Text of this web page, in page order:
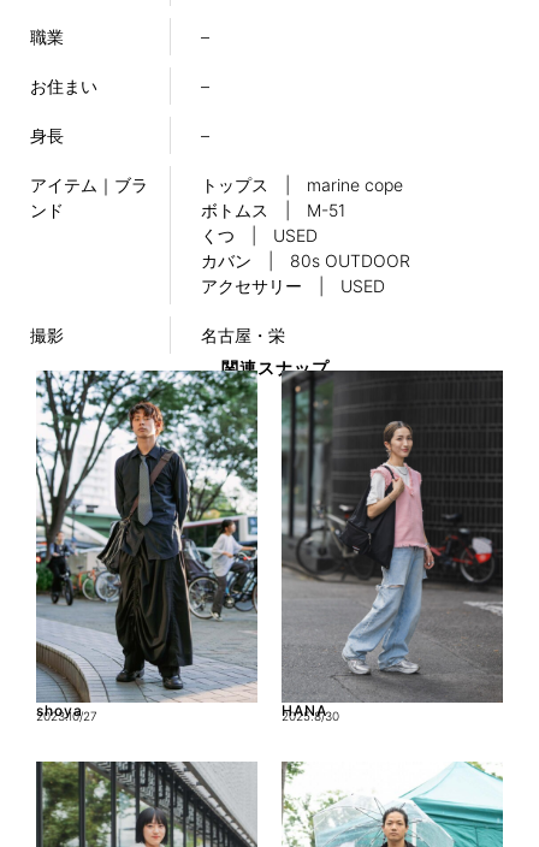
職業 –
お住まい –
身長 –
アイテム｜ブラ
ンド
トップス | marine cope
ボトムス | M-51
くつ | USED
カバン | 80s OUTDOOR
アクセサリー | USED
撮影
名古屋・栄
関連スナップ
shoya
2023.10/27 HANA
2025.8/30